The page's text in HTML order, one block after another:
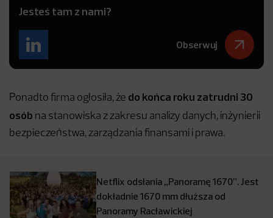
Jesteś tam z nami?
Obserwuj
Ponadto firma ogłosiła, że do końca roku zatrudni 30
osób na stanowiska z zakresu analizy danych, inżynierii
bezpieczeństwa, zarządzania finansami i prawa.
Netflix odsłania „Panoramę 1670”. Jest
dokładnie 1670 mm dłuższa od
Panoramy Racławickiej